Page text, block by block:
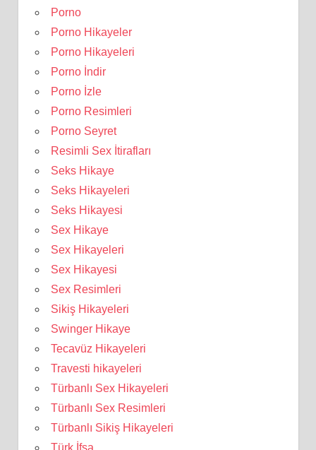
Porno
Porno Hikayeler
Porno Hikayeleri
Porno İndir
Porno İzle
Porno Resimleri
Porno Seyret
Resimli Sex İtirafları
Seks Hikaye
Seks Hikayeleri
Seks Hikayesi
Sex Hikaye
Sex Hikayeleri
Sex Hikayesi
Sex Resimleri
Sikiş Hikayeleri
Swinger Hikaye
Tecavüz Hikayeleri
Travesti hikayeleri
Türbanlı Sex Hikayeleri
Türbanlı Sex Resimleri
Türbanlı Sikiş Hikayeleri